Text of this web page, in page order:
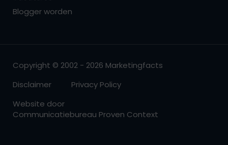
Blogger worden
Copyright © 2002 - 2026 Marketingfacts
Disclaimer
Privacy Policy
Website door
Communicatiebureau Proven Context